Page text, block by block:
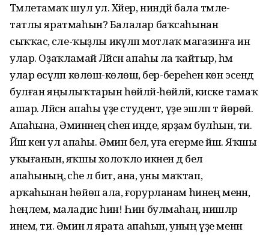
Тәмлетамаҡ шул ул. Хәйер, ниндәй бала тәмле-
татлы яратмаһын? Балалар баҡсаһынан
сыҡҡас, әсәле-ҡыҙлы икәүләп мотлаҡ магазинға инә
улар. Оҙаҡламай Ләйсән апаһы ла ҡайтыр, һәм
улар өсәүләп көлөшә-көлөшә, бер-береһенә көн эсендә
булған яңылыҡтарын һөйләй-һөйләй, киске тамаҡ
ашар. Ләйсән апаһы үҙе студент, үҙе эшләп тә йөрөй.
Апаһына, Әминәнең әсәһенә инде, ярҙам булһын, ти.
Йәш кенә ул апаһы. Әминә белә, уға егерме йәш. Яҡшы
уҡығанын, яҡшы холоҡло икәнен дә белә
апаһының, әсәһе лә бит, ана, уны маҡтап,
арҡаһынан һөйөп ала, ғорурланам һинең менән,
һеңлем, маладис һин! Һин булмаһаң, нишләр
инем, ти. Әминә лә ярата апаһын, уның үҙе менән